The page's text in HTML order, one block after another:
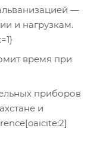
—
и нагрузкам.
время при
приборов
и